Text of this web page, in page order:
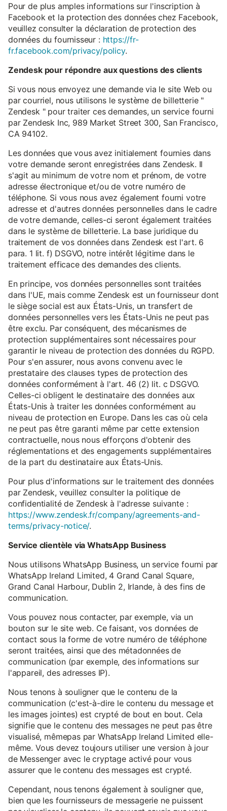
Pour de plus amples informations sur l'inscription à
Facebook et la protection des données chez Facebook,
veuillez consulter la déclaration de protection des
données du fournisseur : https://fr-
fr.facebook.com/privacy/policy.
Zendesk pour répondre aux questions des clients
Si vous nous envoyez une demande via le site Web ou
par courriel, nous utilisons le système de billetterie "
Zendesk " pour traiter ces demandes, un service fourni
par Zendesk Inc, 989 Market Street 300, San Francisco,
CA 94102.
Les données que vous avez initialement fournies dans
votre demande seront enregistrées dans Zendesk. Il
s'agit au minimum de votre nom et prénom, de votre
adresse électronique et/ou de votre numéro de
téléphone. Si vous nous avez également fourni votre
adresse et d'autres données personnelles dans le cadre
de votre demande, celles-ci seront également traitées
dans le système de billetterie. La base juridique du
traitement de vos données dans Zendesk est l'art. 6
para. 1 lit. f) DSGVO, notre intérêt légitime dans le
traitement efficace des demandes des clients.
En principe, vos données personnelles sont traitées
dans l'UE, mais comme Zendesk est un fournisseur dont
le siège social est aux États-Unis, un transfert de
données personnelles vers les États-Unis ne peut pas
être exclu. Par conséquent, des mécanismes de
protection supplémentaires sont nécessaires pour
garantir le niveau de protection des données du RGPD.
Pour s'en assurer, nous avons convenu avec le
prestataire des clauses types de protection des
données conformément à l'art. 46 (2) lit. c DSGVO.
Celles-ci obligent le destinataire des données aux
États-Unis à traiter les données conformément au
niveau de protection en Europe. Dans les cas où cela
ne peut pas être garanti même par cette extension
contractuelle, nous nous efforçons d'obtenir des
réglementations et des engagements supplémentaires
de la part du destinataire aux États-Unis.
Pour plus d'informations sur le traitement des données
par Zendesk, veuillez consulter la politique de
confidentialité de Zendesk à l'adresse suivante :
https://www.zendesk.fr/company/agreements-and-
terms/privacy-notice/.
Service clientèle via WhatsApp Business
Nous utilisons WhatsApp Business, un service fourni par
WhatsApp Ireland Limited, 4 Grand Canal Square,
Grand Canal Harbour, Dublin 2, Irlande, à des fins de
communication.
Vous pouvez nous contacter, par exemple, via un
bouton sur le site web. Ce faisant, vos données de
contact sous la forme de votre numéro de téléphone
seront traitées, ainsi que des métadonnées de
communication (par exemple, des informations sur
l'appareil, des adresses IP).
Nous tenons à souligner que le contenu de la
communication (c'est-à-dire le contenu du message et
les images jointes) est crypté de bout en bout. Cela
signifie que le contenu des messages ne peut pas être
visualisé, mêmepas par WhatsApp Ireland Limited elle-
même. Vous devez toujours utiliser une version à jour
de Messenger avec le cryptage activé pour vous
assurer que le contenu des messages est crypté.
Cependant, nous tenons également à souligner que,
bien que les fournisseurs de messagerie ne puissent